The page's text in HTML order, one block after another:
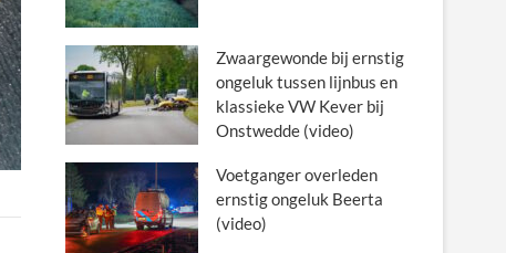
Zwaargewonde bij ernstig
ongeluk tussen lijnbus en
klassieke VW Kever bij
Onstwedde (video)
Voetganger overleden
ernstig ongeluk Beerta
(video)